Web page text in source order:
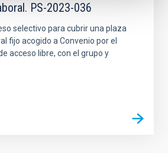
PS-2023-036
selectivo para cubrir una plaza
fijo acogido a Convenio por el
acceso libre, con el grupo y